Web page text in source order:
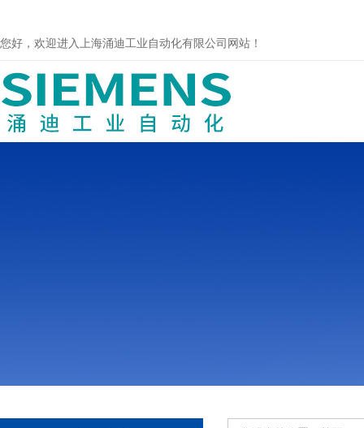
您好，欢迎进入上海涌迪工业自动化有限公司网站！